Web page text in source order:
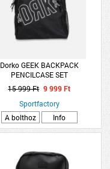
Dorko GEEK BACKPACK
PENCILCASE SET
15 999 Ft 9 999 Ft
Sportfactory
A bolthoz
Info